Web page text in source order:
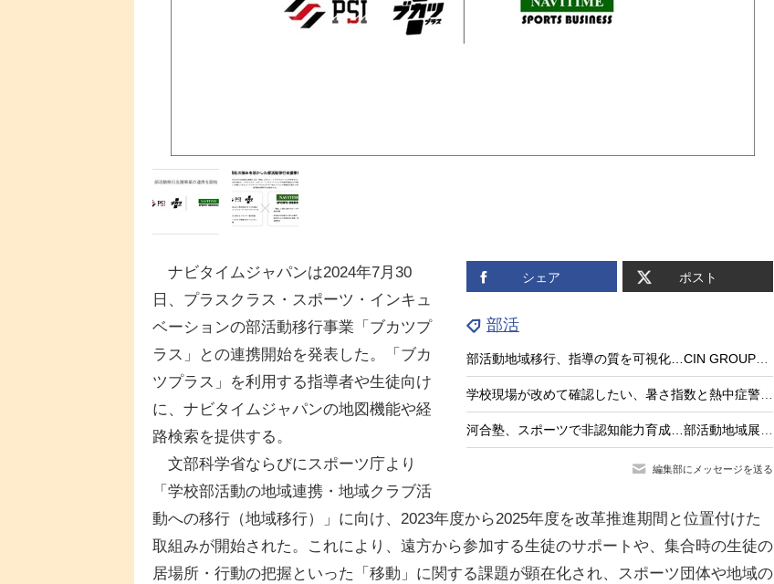
シェア ポスト
部活
部活動地域移行、指導の質を可視化…CIN GROUPとFCEが業務提携
学校現場が改めて確認したい、暑さ指数と熱中症警戒アラート
河合塾、スポーツで非認知能力育成…部活動地域展開を支援
編集部にメッセージを送る
ナビタイムジャパンは2024年7月30
日、プラスクラス・スポーツ・インキュ
ベーションの部活動移行事業「ブカツプ
ラス」との連携開始を発表した。「ブカ
ツプラス」を利用する指導者や生徒向け
に、ナビタイムジャパンの地図機能や経
路検索を提供する。
文部科学省ならびにスポーツ庁より
「学校部活動の地域連携・地域クラブ活
動への移行（地域移行）」に向け、2023年度から2025年度を改革推進期間と位置付けた
取組みが開始された。これにより、遠方から参加する生徒のサポートや、集合時の生徒の
居場所・行動の把握といった「移動」に関する課題が顕在化され、スポーツ団体や地域の